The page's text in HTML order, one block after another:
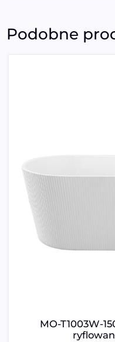
Podobne
MO-T1003W-